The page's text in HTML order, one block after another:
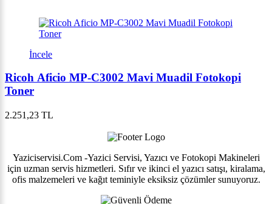
İncele
Ricoh Aficio MP-C3002 Mavi Muadil Fotokopi
Toner
2.251,23 TL
Yaziciservisi.Com -Yazici Servisi, Yazıcı ve Fotokopi Makineleri
için uzman servis hizmetleri. Sıfır ve ikinci el yazıcı satışı, kiralama,
ofis malzemeleri ve kağıt teminiyle eksiksiz çözümler sunuyoruz.